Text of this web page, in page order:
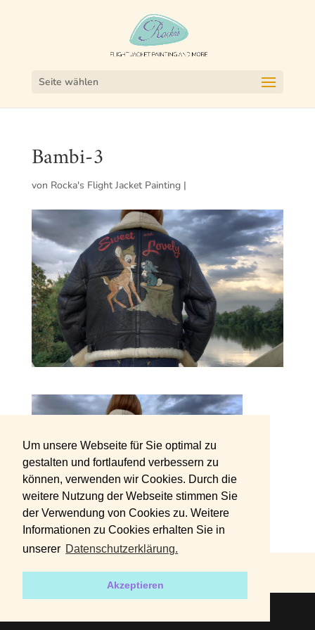
Um unsere Webseite für Sie optimal zu
gestalten und fortlaufend verbessern zu
können, verwenden wir Cookies. Durch die
weitere Nutzung der Webseite stimmen Sie
der Verwendung von Cookies zu. Weitere
Informationen zu Cookies erhalten Sie in
unserer Datenschutzerklärung.
Akzeptieren
Seite wählen
Bambi-3
von Rocka's Flight Jacket Painting|
DATENSCHUTZERKLÄRUNG IMPRESSUM